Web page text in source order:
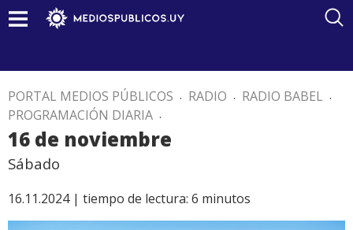
PORTAL MEDIOS PÚBLICOS . RADIO . RADIO BABEL .
PROGRAMACIÓN DIARIA .
16 de noviembre
Sábado
16.11.2024 | tiempo de lectura: 6 minutos